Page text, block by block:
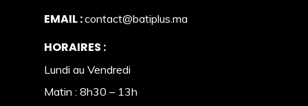
EMAIL :contact@batiplus.ma
HORAIRES :
Lundi au Vendredi
Matin : 8h30 – 13h